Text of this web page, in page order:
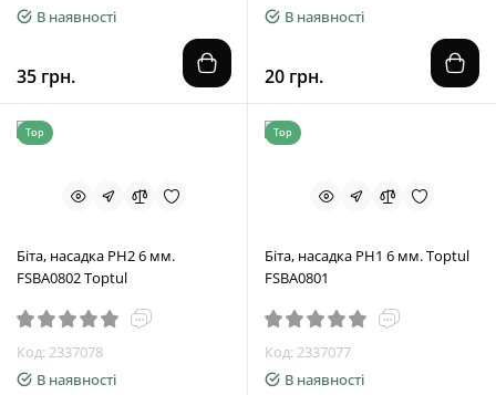
В наявності
35 грн.
В наявності
20 грн.
Top
Біта, насадка PH2 6 мм.
FSBA0802 Toptul
Код: 2337078
В наявності
Top
Біта, насадка PH1 6 мм. Toptul
FSBA0801
Код: 2337077
В наявності